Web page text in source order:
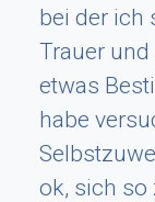
bei der ich
Trauer
etwas
habe
ok, sich so